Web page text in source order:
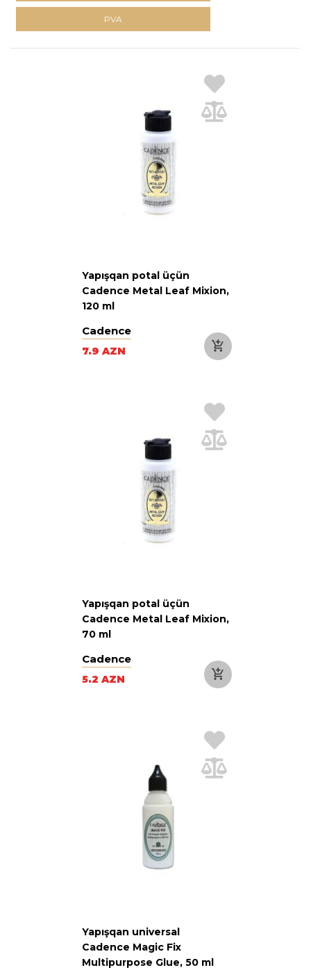
PVA
Yapışqan potal üçün
Cadence Metal Leaf Mixion,
120 ml
Cadence
7.9 AZN
Yapışqan potal üçün
Cadence Metal Leaf Mixion,
70 ml
Cadence
5.2 AZN
Yapışqan universal
Cadence Magic Fix
Multipurpose Glue, 50 ml